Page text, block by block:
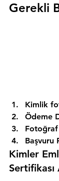
Gerekli
Kimlik
Ödeme
Başvuru
Kimler